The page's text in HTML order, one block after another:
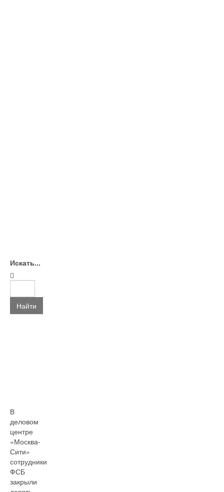
Искать...
Найти
В
деловом
центре
«Москва-
Сити»
сотрудники
ФСБ
закрыли